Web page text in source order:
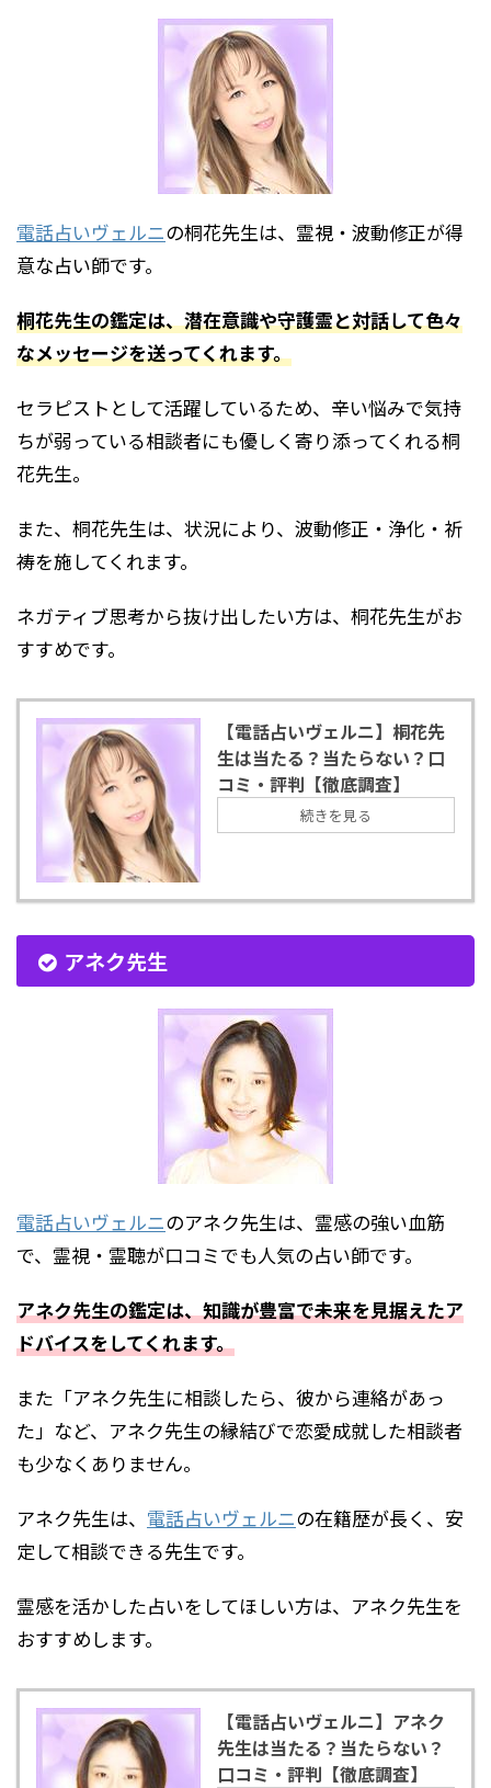
電話占いヴェルニの桐花先生は、霊視・波動修正が得
意な占い師です。
桐花先生の鑑定は、潜在意識や守護霊と対話して色々
なメッセージを送ってくれます。
セラピストとして活躍しているため、辛い悩みで気持
ちが弱っている相談者にも優しく寄り添ってくれる桐
花先生。
また、桐花先生は、状況により、 波動修正・浄化・祈
祷を施してくれます。
ネガティブ思考から抜け出したい方は、 桐花先生がお
すすめです。
【電話占いヴェルニ】桐花先
生は当たる？当たらない？口
コミ・評判【徹底調査】
続きを見る
アネク先生
電話占いヴェルニのアネク先生は、霊感の強い血筋
で、霊視・霊聴が口コミでも人気の占い師です。
アネク先生の鑑定は、知識が豊富で未来を見据えたア
ドバイスをしてくれます。
また「アネク先生に相談したら、彼から連絡があっ
た」など、アネク先生の縁結びで恋愛成就した相談者
も少なくありません。
アネク先生は、 電話占いヴェルニの在籍歴が長く、安
定して相談できる先生です。
霊感を活かした占いをしてほしい方は、アネク先生を
おすすめします。
【電話占いヴェルニ】アネク
先生は当たる？当たらない？
口コミ・評判【徹底調査】